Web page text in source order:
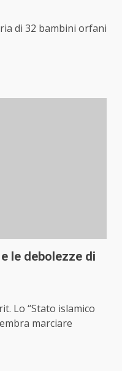
di 32 bambini orfani
le debolezze di
Lo “Stato islamico
marciare